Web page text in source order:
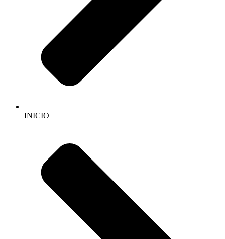
INICIO